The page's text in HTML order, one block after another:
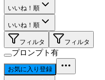
いいね！順
いいね！順
フィルタ フィルタ
プロンプト有
お気に入り登録